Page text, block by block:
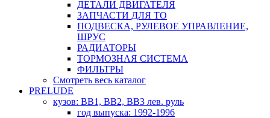
ДЕТАЛИ ДВИГАТЕЛЯ
ЗАПЧАСТИ ДЛЯ ТО
ПОДВЕСКА, РУЛЕВОЕ УПРАВЛЕНИЕ,
ШРУС
РАДИАТОРЫ
ТОРМОЗНАЯ СИСТЕМА
ФИЛЬТРЫ
Смотреть весь каталог
PRELUDE
кузов: BB1, BB2, BB3 лев. руль
год выпуска: 1992-1996